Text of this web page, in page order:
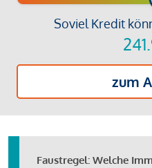
Soviel Kredit
zum
Faustregel: Welche